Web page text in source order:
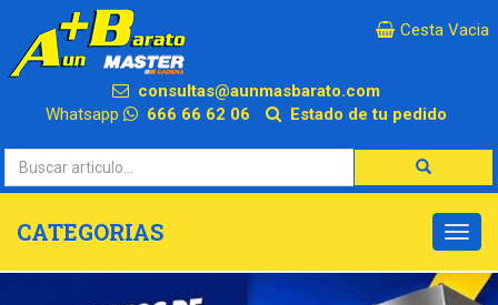
×
Cesta Vacia
consultas@aunmasbarato.com
Whatsapp
666 66 62 06 Estado de tu pedido
CATEGORIAS